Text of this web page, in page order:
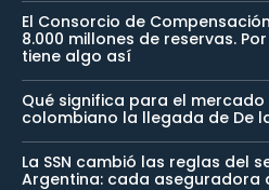
El Consorcio de
8.000 millones de reservas.
tiene algo así
Qué significa para el
colombiano la llegada de De
La SSN cambió las reglas del
Argentina: cada aseguradora